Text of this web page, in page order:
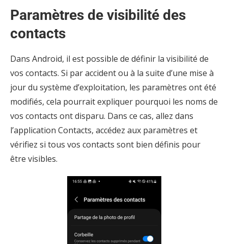
Paramètres de visibilité des
contacts
Dans Android, il est possible de définir la visibilité de
vos contacts. Si par accident ou à la suite d’une mise à
jour du système d’exploitation, les paramètres ont été
modifiés, cela pourrait expliquer pourquoi les noms de
vos contacts ont disparu. Dans ce cas, allez dans
l’application Contacts, accédez aux paramètres et
vérifiez si tous vos contacts sont bien définis pour
être visibles.